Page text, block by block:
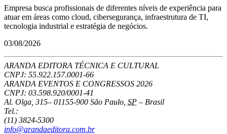
Empresa busca profissionais de diferentes níveis de experiência para
atuar em áreas como cloud, cibersegurança, infraestrutura de TI,
tecnologia industrial e estratégia de negócios.
03/08/2026
ARANDA EDITORA TÉCNICA E CULTURAL
CNPJ: 55.922.157.0001-66
ARANDA EVENTOS E CONGRESSOS 2026
CNPJ: 03.598.920/0001-41
Al. Olga, 315– 01155-900 São Paulo SP – Brasil
Tel.:
(11) 3824-5300
info@arandaeditora.com.br